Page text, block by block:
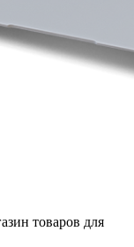
товаров для